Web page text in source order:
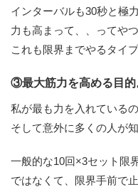
インターバルも30秒と極
力も高まって、、ってやつ
これも限界までやるタイ
③最大筋力を高める目的
私が最も力を入れている
そして意外に多くの人が
一般的な10回×3セット限
ではなくて、限界手前で